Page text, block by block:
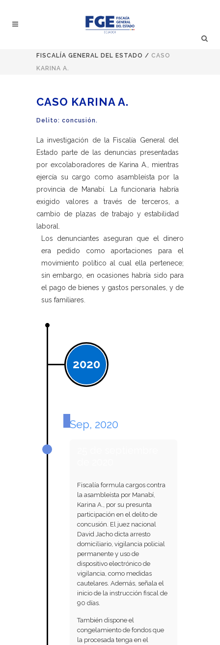
FISCALÍA GENERAL DEL ESTADO / CASO
KARINA A.
CASO KARINA A.
Delito: concusión.
La investigación de la Fiscalía General del
Estado parte de las denuncias presentadas
por excolaboradores de Karina A., mientras
ejercía su cargo como asambleísta por la
provincia de Manabí. La funcionaria habría
exigido valores a través de terceros, a
cambio de plazas de trabajo y estabilidad
laboral.
Los denunciantes aseguran que el dinero
era pedido como aportaciones para el
movimiento político al cual ella pertenece;
sin embargo, en ocasiones habría sido para
el pago de bienes y gastos personales, y de
sus familiares.
2020
Sep, 2020
Fiscalía formula cargos contra
la asambleísta por Manabí,
Karina A., por su presunta
participación en el delito de
concusión. El juez nacional
David Jacho dicta arresto
domiciliario, vigilancia policial
permanente y uso de
dispositivo electrónico de
vigilancia, como medidas
cautelares. Además, señala el
inicio de la instrucción fiscal de
90 días.
También dispone el
congelamiento de fondos que
la procesada tenga en el